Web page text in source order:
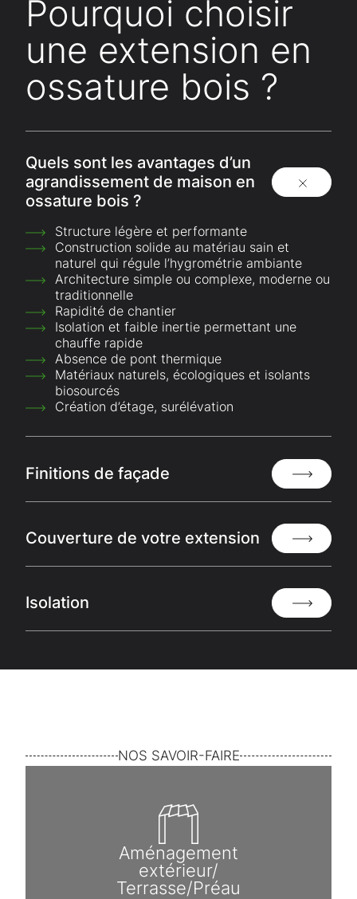
Pourquoi choisir
une extension en
ossature bois ?
Quels sont les avantages d’un
agrandissement de maison en
ossature bois ?
Structure légère et performante
Construction solide au matériau sain et
naturel qui régule l’hygrométrie ambiante
Architecture simple ou complexe, moderne ou
traditionnelle
Rapidité de chantier
Isolation et faible inertie permettant une
chauffe rapide
Absence de pont thermique
Matériaux naturels, écologiques et isolants
biosourcés
Création d’étage, surélévation
Finitions de façade
Couverture de votre extension
Isolation
NOS SAVOIR-FAIRE
Aménagement
extérieur/
Terrasse/Préau